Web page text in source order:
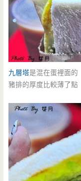
九層塔是混在蛋裡面的
豬排的厚度比較薄了點